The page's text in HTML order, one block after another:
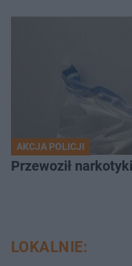
AKCJA POLICJI
Przewoził
LOKALNIE: